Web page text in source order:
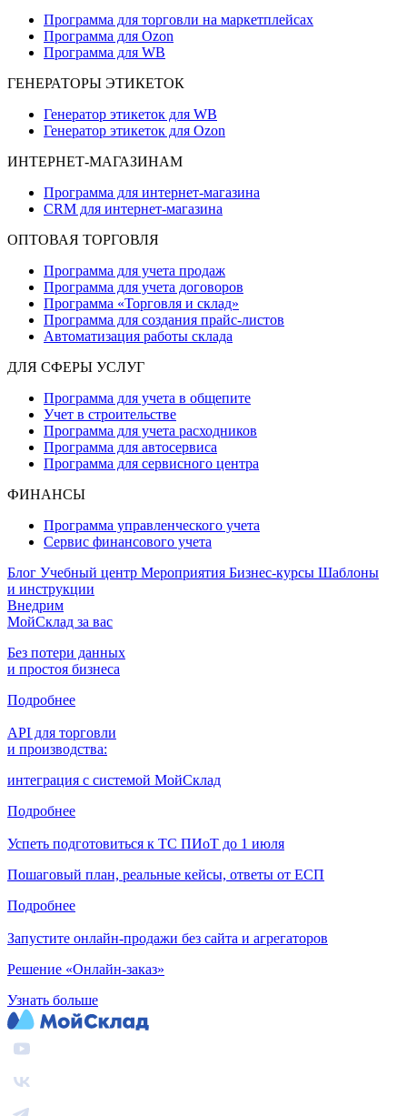
Программа для торговли на маркетплейсах
Программа для Ozon
Программа для WB
ГЕНЕРАТОРЫ ЭТИКЕТОК
Генератор этикеток для WB
Генератор этикеток для Ozon
ИНТЕРНЕТ-МАГАЗИНАМ
Программа для интернет-магазина
CRM для интернет-магазина
ОПТОВАЯ ТОРГОВЛЯ
Программа для учета продаж
Программа для учета договоров
Программа «Торговля и склад»
Программа для создания прайс‑листов
Автоматизация работы склада
ДЛЯ СФЕРЫ УСЛУГ
Программа для учета в общепите
Учет в строительстве
Программа для учета расходников
Программа для автосервиса
Программа для сервисного центра
ФИНАНСЫ
Программа управленческого учета
Сервис финансового учета
Блог Учебный центр Мероприятия Бизнес-курсы Шаблоны
и инструкции
Внедрим
МойСклад за вас
Без потери данных
и простоя бизнеса
Подробнее
API для торговли
и производства:
интеграция с системой МойСклад
Подробнее
Успеть подготовиться к ТС ПИоТ до 1 июля
Пошаговый план, реальные кейсы, ответы от ЕСП
Подробнее
Запустите онлайн-продажи без сайта и агрегаторов
Решение «Онлайн-заказ»
Узнать больше